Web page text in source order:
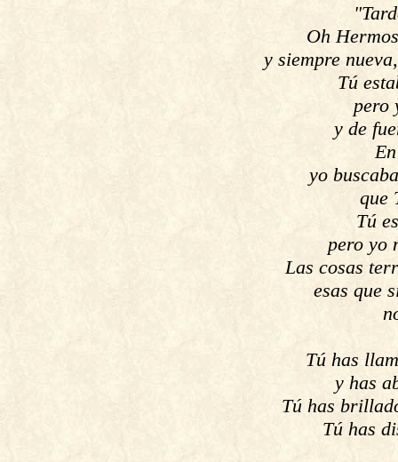
Oh
y siempre
Tú
pero
y de
yo
que
Tú
pero yo
Las cosas
esas que
Tú has
y has
Tú has
Tú has